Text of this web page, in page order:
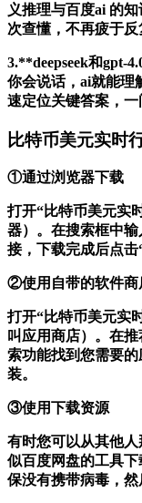
义推理与百度ai 的
次查懂，不再疲于反
3.**deepseek和gpt-
你会说话，ai就能理
速定位关键答案，一
比特币美元实时
①通过浏览器下载
打开“比特币美元实
器）。在搜索框中
接，下载完成后点击
②使用自带的软件商
打开“比特币美元实
叫应用商店）。在
索功能找到您需要
装。
③使用下载资源
有时您可以从其他
似百度网盘的工具
保没有携带病毒，然